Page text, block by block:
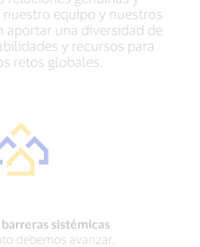
equipo y nuestros
aportar una diversidad de
y recursos para
retos globales.
sistémicas
debemos avanzar.